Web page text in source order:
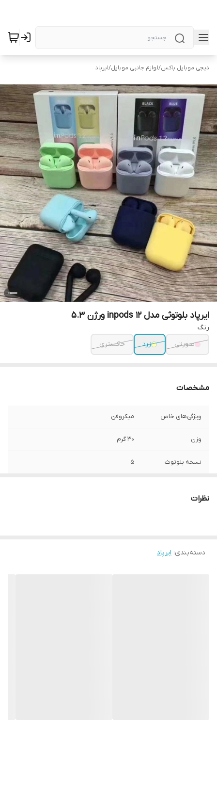
دیجی موبایل باکس/لوازم جانبی موبایل/ایرپاد
ایرپاد بلوتوثی مدل inpods 12 ورژن 5.3
رنگ
صورتی
زرد خاکستری
مشخصات
ویژگی‌های خاص میکروفن
وزن 30 گرم
نسخه بلوتوث 5
نظرات
دسته‌بندی: ایرپاد